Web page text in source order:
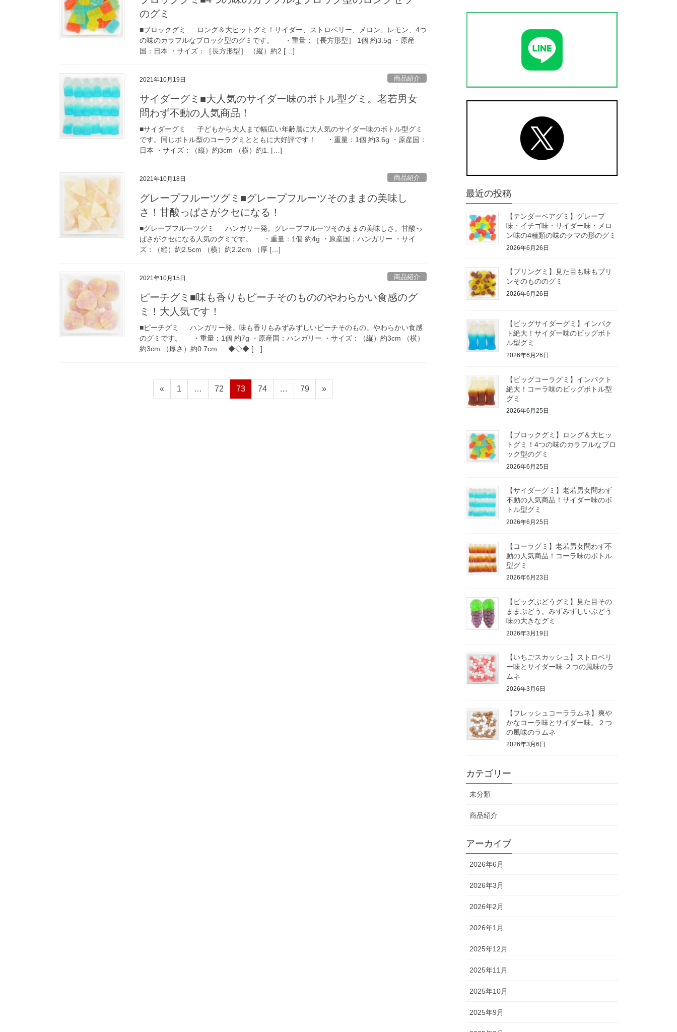
のグミ
■ブロックグミ ロング＆大ヒットグミ！サイダー、ストロベリー、メロン、レモン、4つ
の味のカラフルなブロック型のグミです。 ・重量：［長方形型］ 1個 約3.5g ・原産
国：日本 ・サイズ：［長方形型］ （縦）約2 […]
2021年10月19日 商品紹介
サイダーグミ■大人気のサイダー味のボトル型グミ。老若男女
問わず不動の人気商品！
■サイダーグミ 子どもから大人まで幅広い年齢層に大人気のサイダー味のボトル型グミ
です。同じボトル型のコーラグミとともに大好評です！ ・重量：1個 約3.6g ・原産国：
日本 ・サイズ：（縦）約3cm （横）約1. […]
2021年10月18日 商品紹介
グレープフルーツグミ■グレープフルーツそのままの美味し
さ！甘酸っぱさがクセになる！
■グレープフルーツグミ ハンガリー発。グレープフルーツそのままの美味しさ。甘酸っ
ぱさがクセになる人気のグミです。 ・重量：1個 約4g ・原産国：ハンガリー ・サイ
ズ：（縦）約2.5cm （横）約2.2cm （厚 […]
2021年10月15日 商品紹介
ピーチグミ■味も香りもピーチそのもののやわらかい食感のグ
ミ！大人気です！
■ピーチグミ ハンガリー発。味も香りもみずみずしいピーチそのもの。やわらかい食感
のグミです。 ・重量：1個 約7g ・原産国：ハンガリー ・サイズ：（縦）約3cm （横）
約3cm （厚さ）約0.7cm ◆◇◆ […]
«
固
定
1 …
固
定
72
固
定
73
固
定
74 …
固
定
79 »
最近の投稿
【テンダーベアグミ】グレープ
味・イチゴ味・サイダー味・メロ
ン味の4種類の味のクマの形のグミ
2026年6月26日
【プリングミ】見た目も味もプリ
ンそのもののグミ
2026年6月26日
【ビッグサイダーグミ】インパク
ト絶大！サイダー味のビッグボト
ル型グミ
2026年6月26日
【ビッグコーラグミ】インパクト
絶大！コーラ味のビッグボトル型
グミ
2026年6月25日
【ブロックグミ】ロング＆大ヒッ
トグミ！4つの味のカラフルなブロ
ック型のグミ
2026年6月25日
【サイダーグミ】老若男女問わず
不動の人気商品！サイダー味のボ
トル型グミ
2026年6月25日
【コーラグミ】老若男女問わず不
動の人気商品！コーラ味のボトル
型グミ
2026年6月23日
【ビッグぶどうグミ】見た目その
ままぶどう。みずみずしいぶどう
味の大きなグミ
2026年3月19日
【いちごスカッシュ】ストロベリ
ー味とサイダー味 ２つの風味のラ
ムネ
2026年3月6日
【フレッシュコーララムネ】爽や
かなコーラ味とサイダー味。２つ
の風味のラムネ
2026年3月6日
カテゴリー
未分類
商品紹介
アーカイブ
2026年6月
2026年3月
2026年2月
2026年1月
2025年12月
2025年11月
2025年10月
2025年9月